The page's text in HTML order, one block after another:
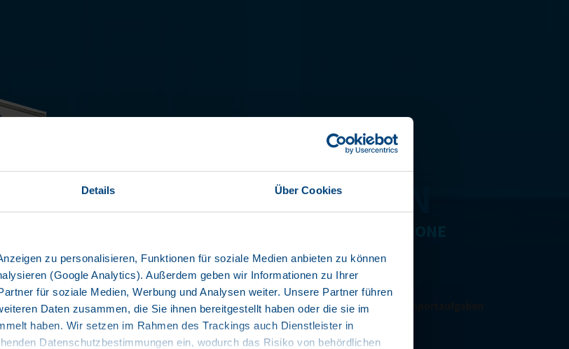
Details Über Cookies
zu personalisieren, Funktionen für soziale Medien anbieten zu können
(Google Analytics). Außerdem geben wir Informationen zu Ihrer
für soziale Medien, Werbung und Analysen weiter. Unsere Partner führen
Daten zusammen, die Sie ihnen bereitgestellt haben oder die sie im
haben. Wir setzen im Rahmen des Trackings auch Dienstleister in
Datenschutzbestimmungen ein, wodurch das Risiko von behördlichen
+3
PLANENBOXEN
Robust und Effizient
Baukastensystem für unterschiedlichste Transportaufgaben
Unkompliziertes Handling